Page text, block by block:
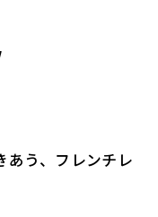
あう、フレンチレ